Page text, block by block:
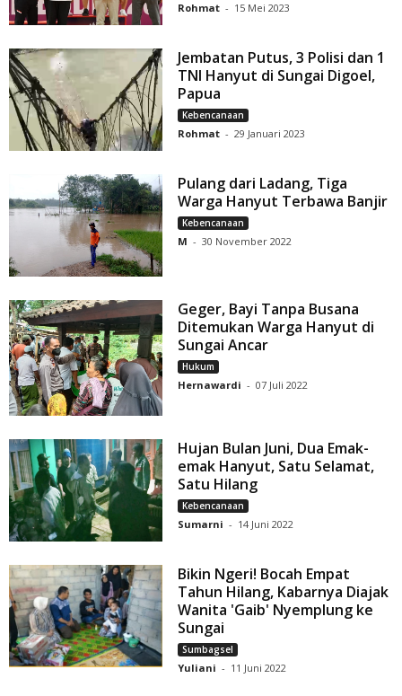
Rohmat - 15 Mei 2023
Jembatan Putus, 3 Polisi dan 1
TNI Hanyut di Sungai Digoel,
Papua
Kebencanaan
Rohmat - 29 Januari 2023
Pulang dari Ladang, Tiga
Warga Hanyut Terbawa Banjir
Kebencanaan
M - 30 November 2022
Geger, Bayi Tanpa Busana
Ditemukan Warga Hanyut di
Sungai Ancar
Hukum
Hernawardi - 07 Juli 2022
Hujan Bulan Juni, Dua Emak-
emak Hanyut, Satu Selamat,
Satu Hilang
Kebencanaan
Sumarni - 14 Juni 2022
Bikin Ngeri! Bocah Empat
Tahun Hilang, Kabarnya Diajak
Wanita 'Gaib' Nyemplung ke
Sungai
Sumbagsel
Yuliani - 11 Juni 2022